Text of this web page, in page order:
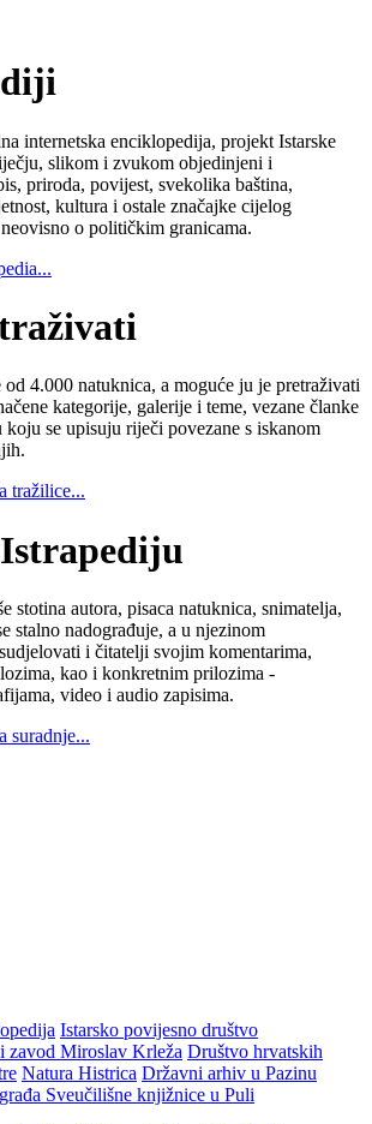
internetska enciklopedija, projekt Istarske
slikom i zvukom objedinjeni i
priroda, povijest, svekolika baština,
kultura i ostale značajke cijelog
o političkim granicama.
od 4.000 natuknica, a moguće ju je pretraživati
kategorije, galerije i teme, vezane članke
se upisuju riječi povezane s iskanom
tražilice...
stotina autora, pisaca natuknica, snimatelja,
stalno nadograđuje, a u njezinom
i čitatelji svojim komentarima,
kao i konkretnim prilozima -
video i audio zapisima.
suradnje...
Istarsko povijesno društvo
zavod Miroslav Krleža Društvo hrvatskih
Natura Histrica Državni arhiv u Pazinu
Sveučilišne knjižnice u Puli